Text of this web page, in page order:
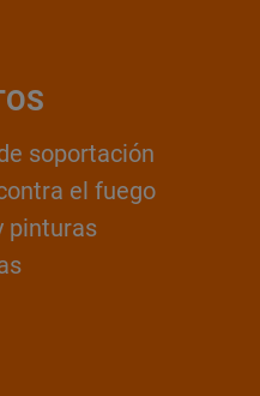
soportación
el fuego
pinturas